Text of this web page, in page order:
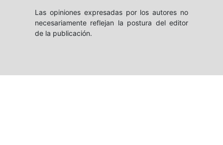
Las opiniones expresadas por los autores no
necesariamente reflejan la postura del editor
de la publicación.